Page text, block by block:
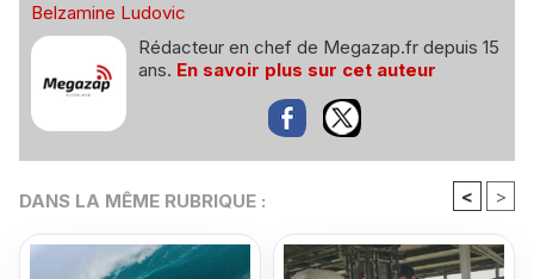
Belzamine Ludovic
Rédacteur en chef de Megazap.fr depuis 15
ans. En savoir plus sur cet auteur
DANS LA MÊME RUBRIQUE : < >